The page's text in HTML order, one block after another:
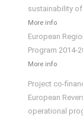
sustainability
More info
European
Program 2014-
More info
Project co-
European
operational